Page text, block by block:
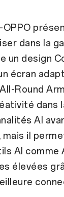
dans la
un design
écran
Round
dans
AI
il
AI comme
élevées